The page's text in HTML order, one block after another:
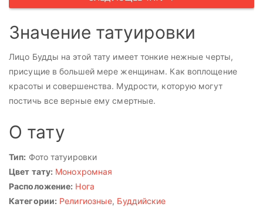
Значение татуировки
Лицо Будды на этой тату имеет тонкие нежные черты,
присущие в большей мере женщинам. Как воплощение
красоты и совершенства. Мудрости, которую могут
постичь все верные ему смертные.
О тату
Тип: Фото татуировки
Цвет тату: Монохромная
Расположение: Нога
Категории: Религиозные, Буддийские